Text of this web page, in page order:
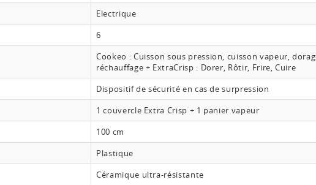
Electrique
6
Cookeo : Cuisson sous pression, cuisson vapeur,
réchauffage + ExtraCrisp : Dorer, Rôtir, Frire, Cuire
Dispositif de sécurité en cas de surpression
1 couvercle Extra Crisp + 1 panier vapeur
100 cm
Plastique
Céramique ultra-résistante